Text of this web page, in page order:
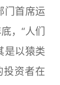
首席运
，“人们
是以猿类
投资者在